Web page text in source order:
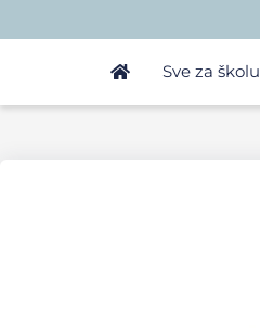
Sve za školu